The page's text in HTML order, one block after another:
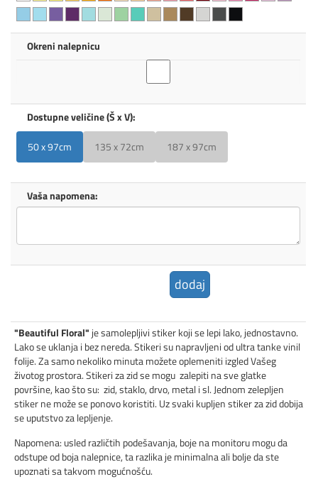
Okreni nalepnicu
Dostupne veličine (Š x V):
50 x 97cm
135 x 72cm 187 x 97cm
Vaša napomena:
dodaj
"Beautiful Floral" je samolepljivi stiker koji se lepi lako, jednostavno.
Lako se uklanja i bez nereda. Stikeri su napravljeni od ultra tanke vinil
folije. Za samo nekoliko minuta možete oplemeniti izgled Vašeg
životog prostora. Stikeri za zid se mogu zalepiti na sve glatke
površine, kao što su: zid, staklo, drvo, metal i sl. Jednom zelepljen
stiker ne može se ponovo koristiti. Uz svaki kupljen stiker za zid dobija
se uputstvo za lepljenje.
Napomena: usled različtih podešavanja, boje na monitoru mogu da
odstupe od boja nalepnice, ta razlika je minimalna ali bolje da ste
upoznati sa takvom mogućnošću.